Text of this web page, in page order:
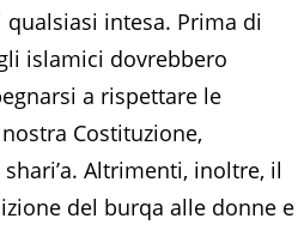
intesa. Prima di
islamici dovrebbero
a rispettare le
Costituzione,
Altrimenti, inoltre, il
del burqa alle donne